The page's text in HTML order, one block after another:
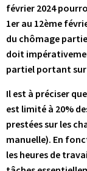
février 2024
1er au 12ème
du chômage
doit
partiel portant
Il est à préciser
est limité à 20%
prestées sur les
manuelle). En
les heures de